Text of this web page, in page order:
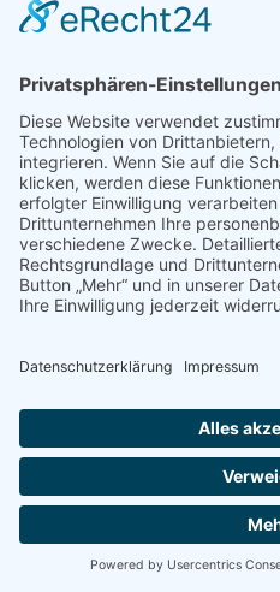
Unsere Mitglieder profitieren
Austausch auf jährlich rund
Veranstaltungenin Bayern.
eine unserer nächsten
Sie!
BDS Veranstaltungen
Bund der